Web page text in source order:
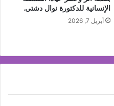
الإنسانية للدكتورة نوال دشتي.
أبريل 7, 2026